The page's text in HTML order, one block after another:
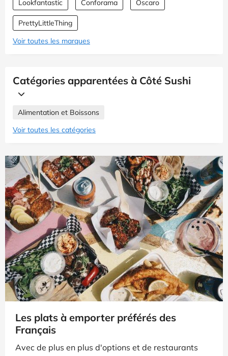
Lookfantastic Conforama Oscaro
PrettyLittleThing
Voir toutes les marques
Catégories apparentées à Côté Sushi
Alimentation et Boissons
Voir toutes les catégories
Livraison de repas : l’explosion de la
culture du "take-away" en France